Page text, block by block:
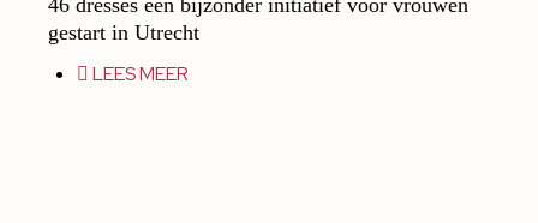
46 dresses een bijzonder initiatief voor vrouwen
gestart in Utrecht
LEES MEER